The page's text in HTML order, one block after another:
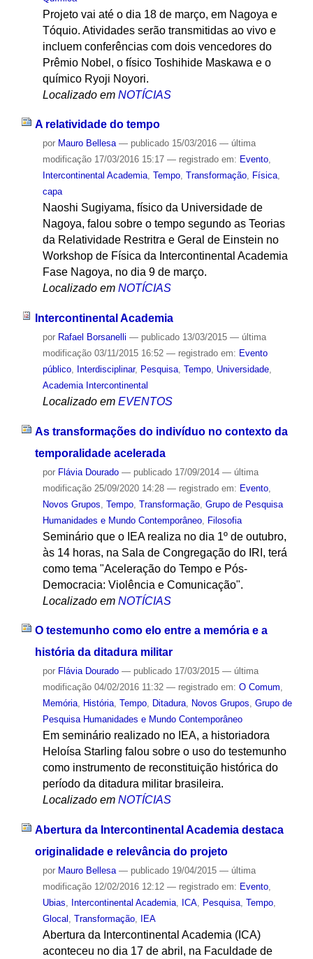
Projeto vai até o dia 18 de março, em Nagoya e
Tóquio. Atividades serão transmitidas ao vivo e
incluem conferências com dois vencedores do
Prêmio Nobel, o físico Toshihide Maskawa e o
químico Ryoji Noyori.
Localizado em NOTÍCIAS
A relatividade do tempo
por Mauro Bellesa — publicado15/03/2016 — última
modificação17/03/2016 15:17 — registrado em: Evento,
Intercontinental Academia, Tempo, Transformação, Física,
capa
Naoshi Sugiyama, físico da Universidade de
Nagoya, falou sobre o tempo segundo as Teorias
da Relatividade Restritra e Geral de Einstein no
Workshop de Física da Intercontinental Academia
Fase Nagoya, no dia 9 de março.
Localizado em NOTÍCIAS
Intercontinental Academia
por Rafael Borsanelli — publicado13/03/2015 — última
modificação03/11/2015 16:52 — registrado em: Evento
público, Interdisciplinar, Pesquisa, Tempo, Universidade,
Academia Intercontinental
Localizado em EVENTOS
As transformações do indivíduo no contexto da
temporalidade acelerada
por Flávia Dourado — publicado17/09/2014 — última
modificação25/09/2020 14:28 — registrado em: Evento,
Novos Grupos Tempo, Transformação, Grupo de Pesquisa
Humanidades e Mundo Contemporâneo, Filosofia
Seminário que o IEA realiza no dia 1º de outubro,
às 14 horas, na Sala de Congregação do IRI, terá
como tema "Aceleração do Tempo e Pós-
Democracia: Violência e Comunicação".
Localizado em NOTÍCIAS
O testemunho como elo entre a memória e a
história da ditadura militar
por Flávia Dourado — publicado17/03/2015 — última
modificação04/02/2016 11:32 — registrado em: O Comum,
Memória, História, Tempo, Ditadura, Novos Grupos, Grupo de
Pesquisa Humanidades e Mundo Contemporâneo
Em seminário realizado no IEA, a historiadora
Heloísa Starling falou sobre o uso do testemunho
como instrumento de reconstituição histórica do
período da ditadura militar brasileira.
Localizado em NOTÍCIAS
Abertura da Intercontinental Academia destaca
originalidade e relevância do projeto
por Mauro Bellesa — publicado19/04/2015 — última
modificação12/02/2016 12:12 — registrado em: Evento,
Ubias, Intercontinental Academia, ICA, Pesquisa, Tempo,
Glocal , Transformação, IEA
Abertura da Intercontinental Academia (ICA)
aconteceu no dia 17 de abril, na Faculdade de